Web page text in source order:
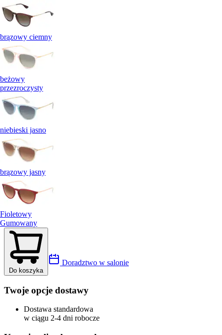
brązowy ciemny
beżowy
przezroczysty
niebieski jasno
brązowy jasny
Fioletowy
Gumowany
Do koszyka
Doradztwo w salonie
Twoje opcje dostawy
Dostawa standardowa
w ciągu 2-4 dni robocze